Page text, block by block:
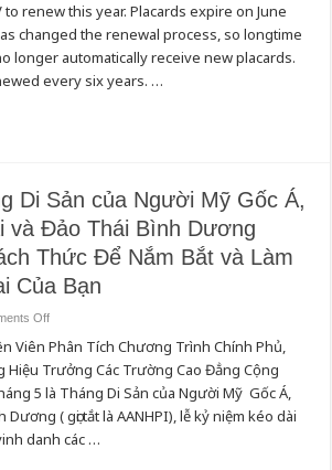
Disabled
Placards
by
June
30
renew this year. Placards expire on June
changed the renewal process, so longtime
longer automatically receive new placards.
every six years. …
Di Sản của Người Mỹ Gốc Á,
và Đảo Thái Bình Dương
Thức Để Nắm Bắt và Làm
Của Bạn
Offon
Niệm
Tháng
Di
của
Người
Mỹ
Gốc
Á,
Viên Phân Tích Chương Trình Chính Phủ,
Hiệu Trưởng Các Trường Cao Đẳng Cộng
5 là Tháng Di Sản của Người Mỹ Gốc Á,
( gọi tắt là AANHPI), lễ kỷ niệm kéo dài
danh các …